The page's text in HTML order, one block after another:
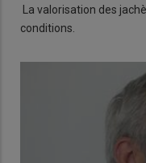
La valorisation des
conditions.